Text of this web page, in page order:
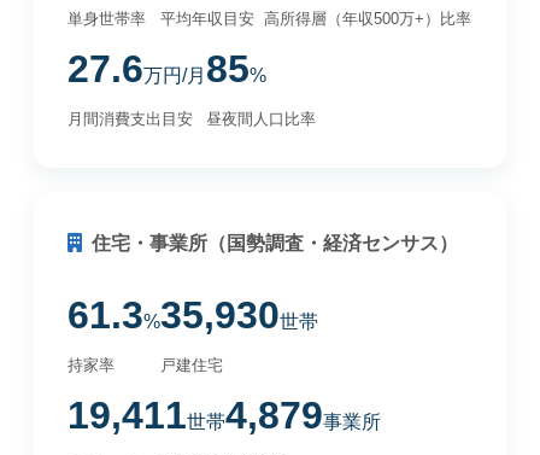
単身世帯率 平均年収目安 高所得層（年収500万+）比率
27.6万円/月
月間消費支出目安
85%
昼夜間人口比率
住宅・事業所（国勢調査・経済センサス）
61.3%
持家率
35,930世帯
戸建住宅
19,411世帯4,879事業所